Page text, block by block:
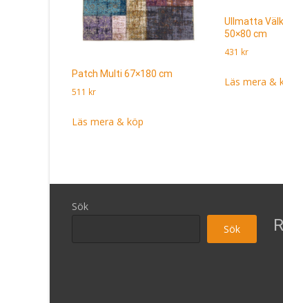
Patch Multi 67×180 cm
511 kr
Läs mera & köp
Ullmatta
50×80 cm
431 kr
Läs mera &
Sök
Sök